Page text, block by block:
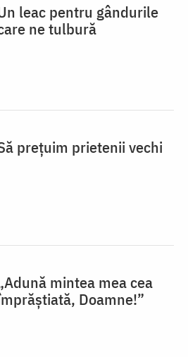
leac pentru gândurile
ne tulbură
prețuim prietenii vechi
mintea mea cea
Doamne!”